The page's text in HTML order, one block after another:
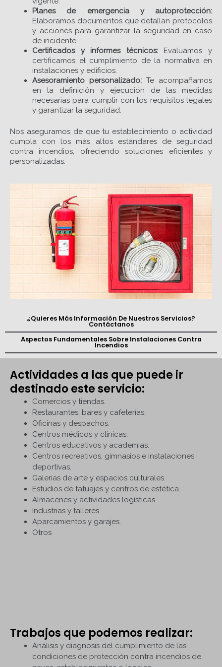
Planes de emergencia y autoprotección:
Elaboramos documentos que detallan protocolos
y acciones para garantizar la seguridad en caso
de incidente.
Certificados y informes técnicos:Evaluamos y
certificamos el cumplimiento de la normativa en
instalaciones y edificios.
Asesoramiento personalizado: Te acompañamos
en la definición y ejecución de las medidas
necesarias para cumplir con los requisitos legales
y garantizar la seguridad.
Nos aseguramos de que tu establecimiento o actividad
cumpla con los más altos estándares de seguridad
contra incendios, ofreciendo soluciones eficientes y
personalizadas.
¿Quieres Más Información De Nuestros Servicios?
Contáctanos
Aspectos Fundamentales Sobre Instalaciones Contra
Incendios
Actividades a las que puede ir
destinado este servicio:
Comercios y tiendas.
Restaurantes, bares y cafeterías.
Oficinas y despachos.
Centros médicos y clínicas.
Centros educativos y academias.
Centros recreativos, gimnasios e instalaciones
deportivas.
Galerías de arte y espacios culturales.
Estudios de tatuajes y centros de estética.
Almacenes y actividades logísticas.
Industrias y talleres.
Aparcamientos y garajes.
Otros
Trabajos que podemos realizar:
Análisis y diagnosis del cumplimiento de las
condiciones de protección contra incendios de